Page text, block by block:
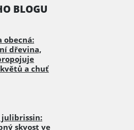
BLOGU
obecná:
dřevina,
a chuť
julibrissin:
skvost ve